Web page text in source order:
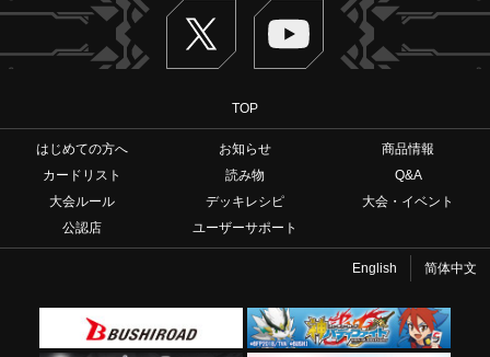
Twitter ヴァンガードch
TOP
はじめての方へ お知らせ
商品情報
カードリスト
読み物
Q&A
大会ルール
デッキレシピ
大会・イベント
公認店
ユーザーサポート
English 简体中文